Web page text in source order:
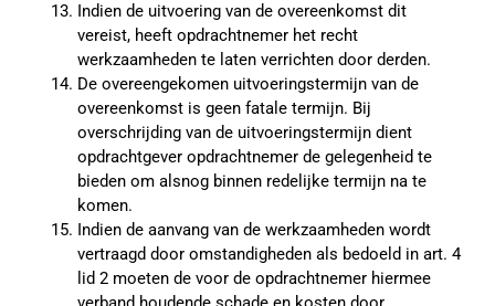
Indien de uitvoering van de overeenkomst dit
vereist, heeft opdrachtnemer het recht
werkzaamheden te laten verrichten door derden.
De overeengekomen uitvoeringstermijn van de
overeenkomst is geen fatale termijn. Bij
overschrijding van de uitvoeringstermijn dient
opdrachtgever opdrachtnemer de gelegenheid te
bieden om alsnog binnen redelijke termijn na te
komen.
Indien de aanvang van de werkzaamheden wordt
vertraagd door omstandigheden als bedoeld in art. 4
lid 2 moeten de voor de opdrachtnemer hiermee